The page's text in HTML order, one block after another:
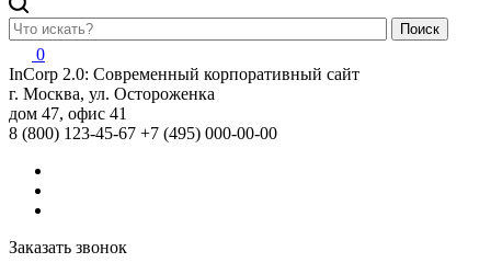
Поиск
0
InCorp 2.0: Современный корпоративный сайт
г. Москва, ул. Остороженка
дом 47, офис 41
8 (800) 123-45-67 +7 (495) 000-00-00
Заказать звонок